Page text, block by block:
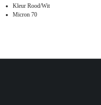
Kleur Rood/Wit
Micron 70